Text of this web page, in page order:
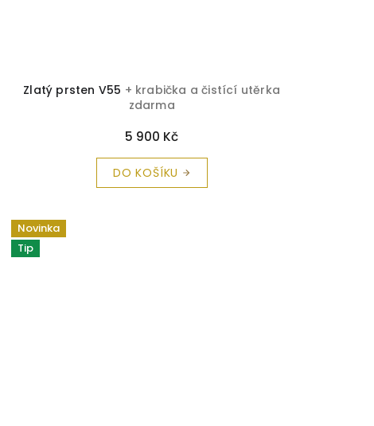
Zlatý prsten V55 + krabička a čistící utěrka
zdarma
5 900 Kč
DO KOŠÍKU
Novinka
Tip